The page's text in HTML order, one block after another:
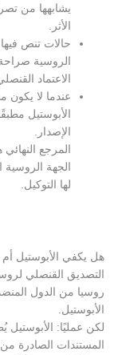
من تصرفات عالية
تنص فيها الجهة
صراحة على
القنصلي.
لا يكون مسار
مطبقًا من دولة
النهائي هو متطلبات
الروسية التي سيُقدَّم
الأبوستيل أم يلزم
القنصلي لروسيا؟
الدول المنضمة لاتفاقية
الأبوستيل يُطبق على
الصادرة من دولة طرف